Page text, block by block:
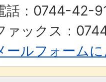
話：0744-42-
ァックス：
ールフォーム